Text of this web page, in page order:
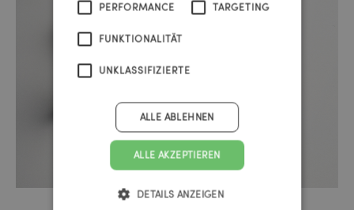
PERFORMANCE TARGETING
FUNKTIONALITÄT
UNKLASSIFIZIERTE
ALLE AKZEPTIEREN
ALLE ABLEHNEN
DETAILS ANZEIGEN